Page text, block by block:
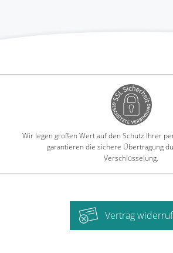
Wir legen großen Wert auf den Schutz Ihrer
garantieren die sichere Übertragung
Verschlüsselung.
Vertrag